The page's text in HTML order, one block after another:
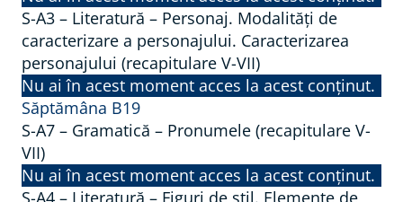
a
t
u
r
ă
R
e
S-A3 – Literatură – Personaj. Modalități de
caracterizare a personajului. Caracterizarea
personajului (recapitulare V-VII)
Nu ai în acest moment acces la acest conținut.
Săptămâna B19
S-A7 – Gramatică – Pronumele (recapitulare V-
VII)
Nu ai în acest moment acces la acest conținut.
S-A4 – Literatură – Figuri de stil. Elemente de